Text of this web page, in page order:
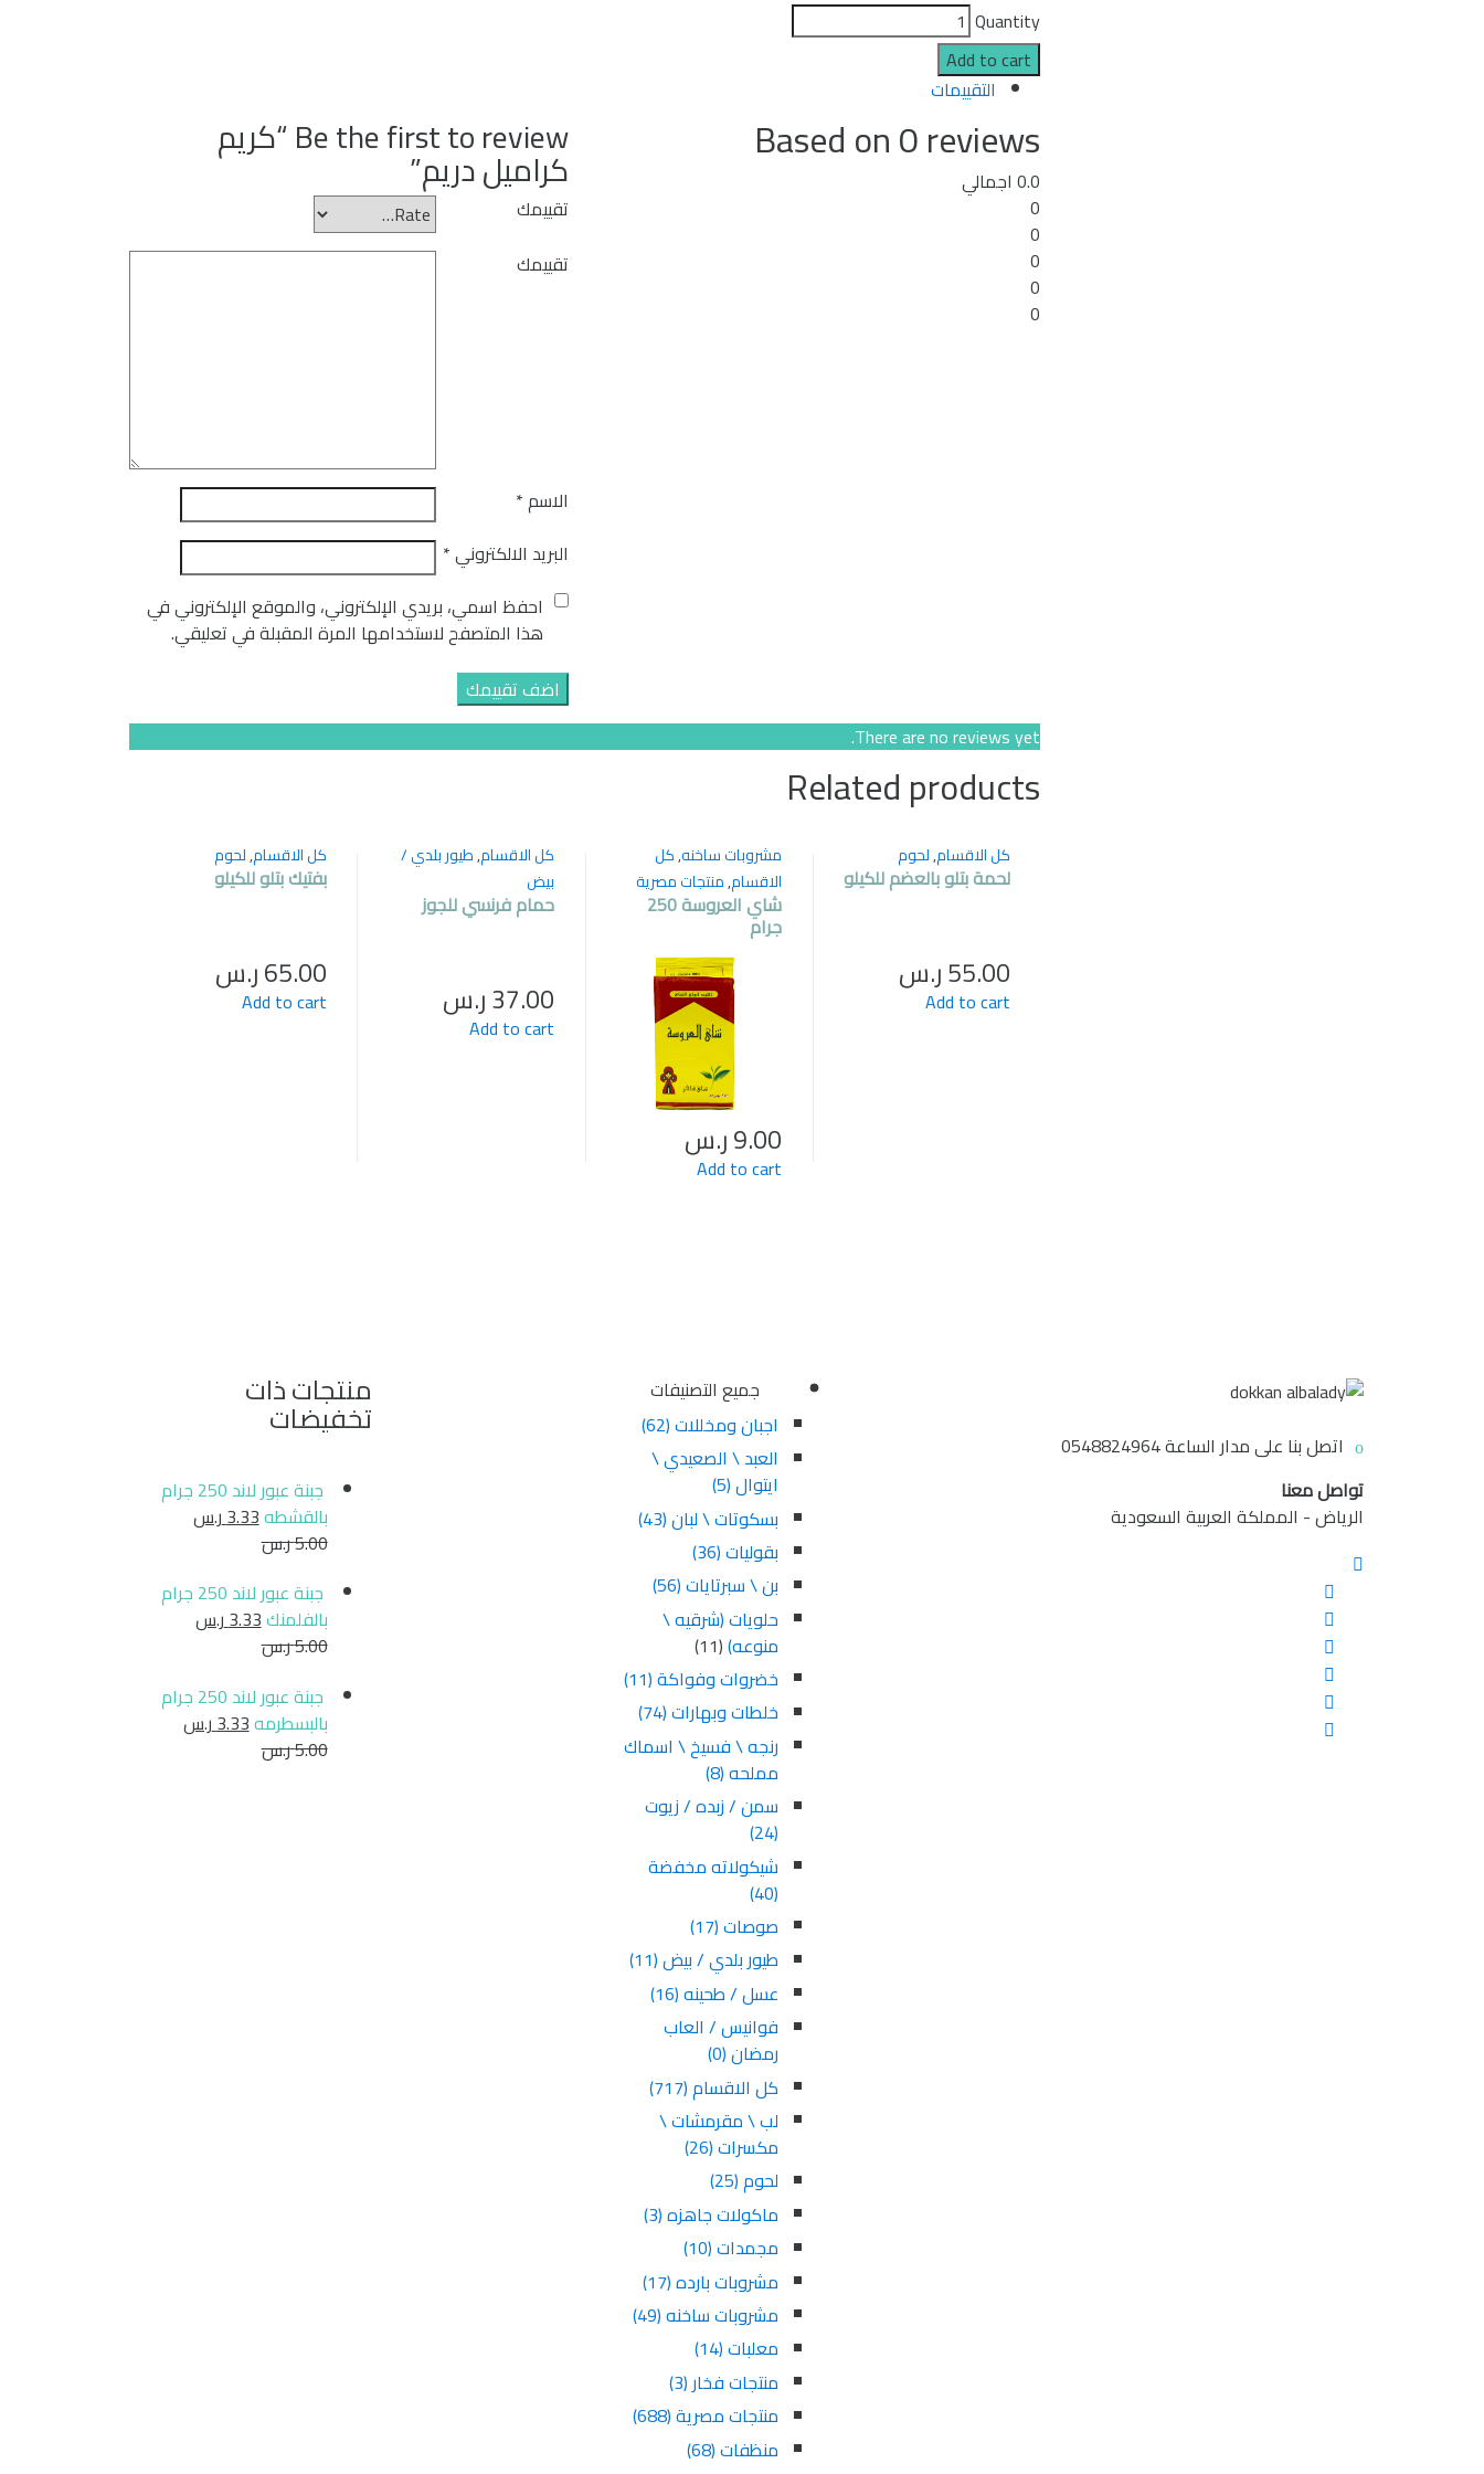
Quantity
Add to cart
التقييمات
Based on 0 reviews
0.0 اجمالي
0
0
0
0
0
Be the first to review “كريم
كراميل دريم”
تقييمك
تقييمك
الاسم*
البريد الالكتروني*
احفظ اسمي، بريدي الإلكتروني، والموقع الإلكتروني في
هذا المتصفح لاستخدامها المرة المقبلة في تعليقي.
There are no reviews yet.
Related products
كل الاقسام,لحوم
لحمة بتلو بالعضم للكيلو
55.00ر.س
Add to cart
مشروبات ساخنه,كل
الاقسام,منتجات مصرية
شاي العروسة 250
جرام
9.00ر.س
Add to cart
كل الاقسام,طيور بلدي /
بيض
حمام فرنسي للجوز
37.00ر.س
Add to cart
كل الاقسام,لحوم
بفتيك بتلو للكيلو
65.00ر.س
Add to cart
اتصل بنا على مدار الساعة0548824964
تواصل معنا
الرياض - المملكة العربية السعودية
جميع التصنيفات
اجبان ومخللات(62)
العبد \ الصعيدي \
ايتوال(5)
بسكوتات \ لبان(43)
بقوليات(36)
بن \ سبرتايات(56)
حلويات (شرقيه \
منوعه)(11)
خضروات وفواكة(11)
خلطات وبهارات(74)
رنجه \ فسيخ \ اسماك
مملحه(8)
سمن / زبده / زيوت
(24)
شيكولاته مخفضة
(40)
صوصات(17)
طيور بلدي / بيض(11)
عسل / طحينه(16)
فوانيس / العاب
رمضان(0)
كل الاقسام(717)
لب \ مقرمشات \
مكسرات(26)
لحوم(25)
ماكولات جاهزه(3)
مجمدات(10)
مشروبات بارده(17)
مشروبات ساخنه(49)
معلبات(14)
منتجات فخار(3)
منتجات مصرية(688)
منظفات(68)
منتجات ذات
تخفيضات
جبنة عبور لاند 250 جرام
بالقشطه3.33ر.س
5.00ر.س
جبنة عبور لاند 250 جرام
بالفلمنك3.33ر.س
5.00ر.س
جبنة عبور لاند 250 جرام
بالبسطرمه3.33ر.س
5.00ر.س